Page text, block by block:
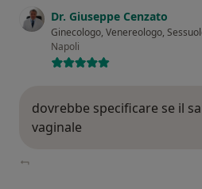
Dr. Giuseppe Cenzato
Ginecologo, Venereologo,
Napoli
dovrebbe specificare se il
vaginale